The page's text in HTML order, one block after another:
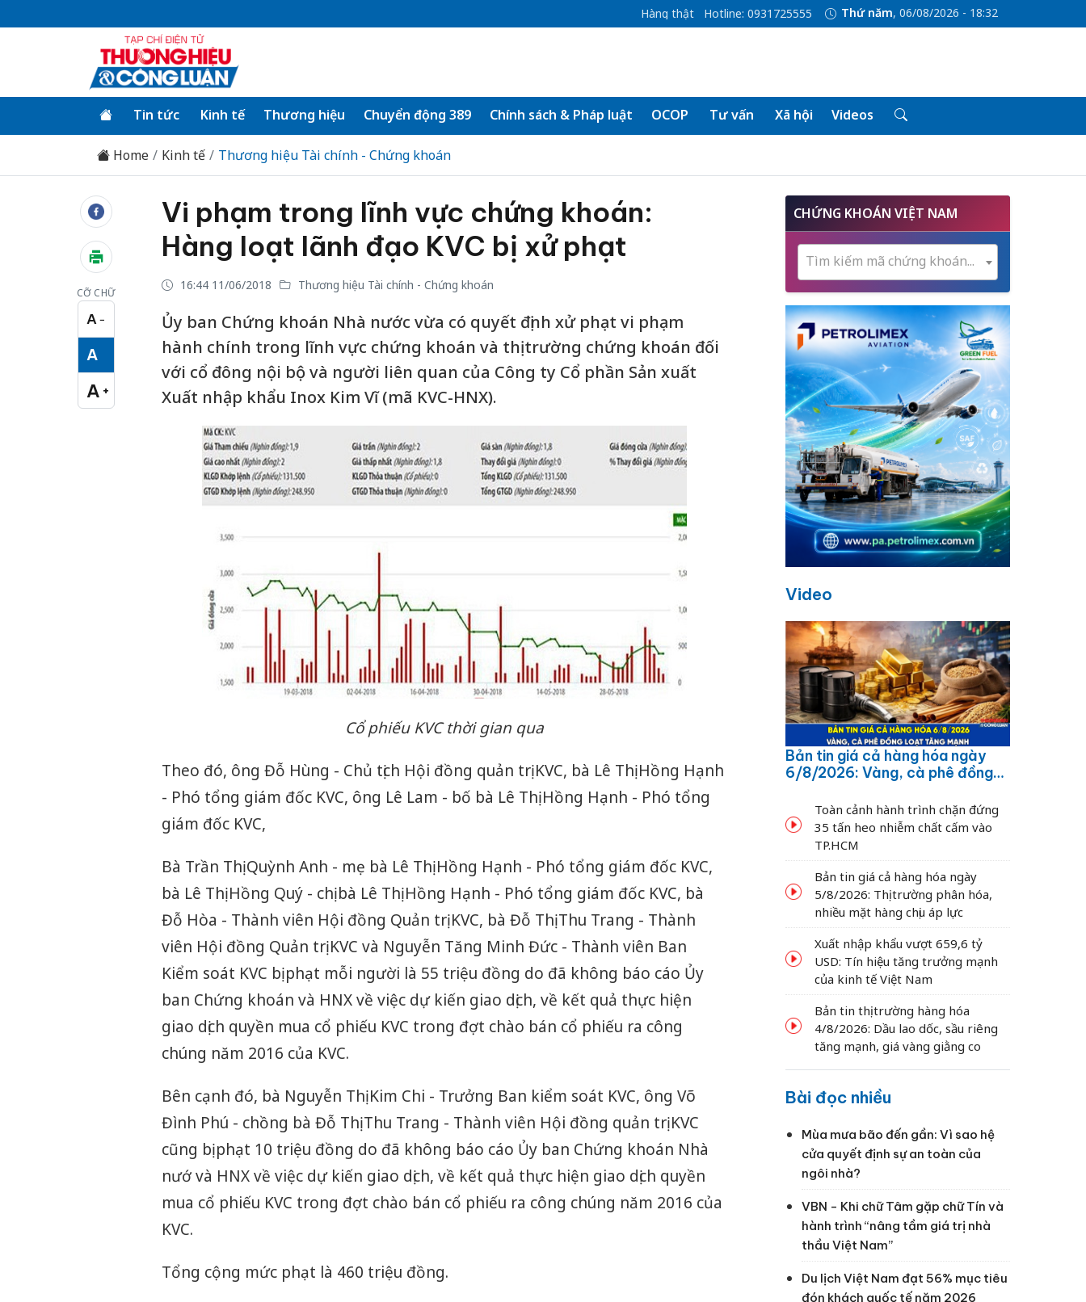
Hàng thật Hotline: 0931725555 Thứ năm, 06/08/2026 - 18:32
Tin tức Kinh tế Thương hiệu Chuyển động 389 Chính sách & Pháp luật OCOP Tư vấn Xã hội Videos
Home Kinh tế Thương hiệu Tài chính - Chứng khoán
CỠ CHỮ
A −
Cỡ chữ nhỏ
A
Cỡ chữ vừa
A +
Cỡ chữ lớn
Vi phạm trong lĩnh vực chứng khoán:
Hàng loạt lãnh đạo KVC bị xử phạt
16:44 11/06/2018 Thương hiệu Tài chính - Chứng khoán
Ủy ban Chứng khoán Nhà nước vừa có quyết định xử phạt vi phạm
hành chính trong lĩnh vực chứng khoán và thị trường chứng khoán đối
với cổ đông nội bộ và người liên quan của Công ty Cổ phần Sản xuất
Xuất nhập khẩu Inox Kim Vĩ (mã KVC-HNX).
Cổ phiếu KVC thời gian qua
Theo đó, ông Đỗ Hùng - Chủ tịch Hội đồng quản trị KVC, bà Lê Thị Hồng Hạnh
- Phó tổng giám đốc KVC, ông Lê Lam - bố bà Lê Thị Hồng Hạnh - Phó tổng
giám đốc KVC,
Bà Trần Thị Quỳnh Anh - mẹ bà Lê Thị Hồng Hạnh - Phó tổng giám đốc KVC,
bà Lê Thị Hồng Quý - chị bà Lê Thị Hồng Hạnh - Phó tổng giám đốc KVC, bà
Đỗ Hòa - Thành viên Hội đồng Quản trị KVC, bà Đỗ Thị Thu Trang - Thành
viên Hội đồng Quản trị KVC và Nguyễn Tăng Minh Đức - Thành viên Ban
Kiểm soát KVC bị phạt mỗi người là 55 triệu đồng do đã không báo cáo Ủy
ban Chứng khoán và HNX về việc dự kiến giao dịch, về kết quả thực hiện
giao dịch quyền mua cổ phiếu KVC trong đợt chào bán cổ phiếu ra công
chúng năm 2016 của KVC.
Bên cạnh đó, bà Nguyễn Thị Kim Chi - Trưởng Ban kiểm soát KVC, ông Võ
Đình Phú - chồng bà Đỗ Thị Thu Trang - Thành viên Hội đồng quản trị KVC
cũng bị phạt 10 triệu đồng do đã không báo cáo Ủy ban Chứng khoán Nhà
nướ và HNX về việc dự kiến giao dịch, về kết quả thực hiện giao dịch quyền
mua cổ phiếu KVC trong đợt chào bán cổ phiếu ra công chúng năm 2016 của
KVC.
Tổng cộng mức phạt là 460 triệu đồng.
CHỨNG KHOÁN VIỆT NAM
Tìm kiếm mã chứng khoán...
Video
Bản tin giá cả hàng hóa ngày
6/8/2026: Vàng, cà phê đồng
Toàn cảnh hành trình chặn đứng
35 tấn heo nhiễm chất cấm vào
TP.HCM
Bản tin giá cả hàng hóa ngày
5/8/2026: Thị trường phân hóa,
nhiều mặt hàng chịu áp lực
Xuất nhập khẩu vượt 659,6 tỷ
USD: Tín hiệu tăng trưởng mạnh
của kinh tế Việt Nam
Bản tin thị trường hàng hóa
4/8/2026: Dầu lao dốc, sầu riêng
tăng mạnh, giá vàng giằng co
Bài đọc nhiều
Mùa mưa bão đến gần: Vì sao hệ
cửa quyết định sự an toàn của
ngôi nhà?
VBN - Khi chữ Tâm gặp chữ Tín và
hành trình “nâng tầm giá trị nhà
thầu Việt Nam”
Du lịch Việt Nam đạt 56% mục tiêu
đón khách quốc tế năm 2026